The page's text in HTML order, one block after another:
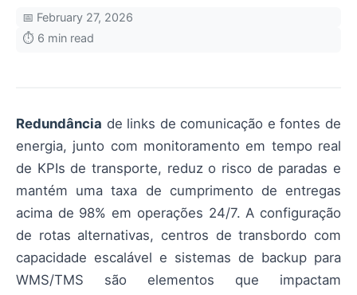
📅 February 27, 2026
⏱️ 6 min read
Redundância de links de comunicação e fontes de
energia, junto com monitoramento em tempo real
de KPIs de transporte, reduz o risco de paradas e
mantém uma taxa de cumprimento de entregas
acima de 98% em operações 24/7. A configuração
de rotas alternativas, centros de transbordo com
capacidade escalável e sistemas de backup para
WMS/TMS são elementos que impactam